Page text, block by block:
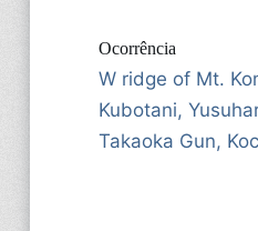
Ocorrência
W ridge of Mt.
Kubotani,
Takaoka Gun,